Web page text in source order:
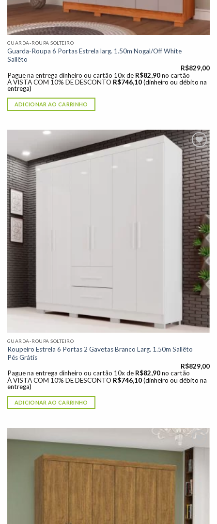
GUARDA-ROUPA SOLTEIRO
Guarda-Roupa 6 Portas Estrela larg. 1.50m Nogal/Off White
Sallêto
R$829,00
Pague na entrega dinheiro ou cartão 10x de R$82,90 no cartão
À VISTA COM 10% DE DESCONTO R$746,10 (dinheiro ou débito na
entrega)
ADICIONAR AO CARRINHO
Adicionar
à lista de
desejos"
GUARDA-ROUPA SOLTEIRO
Roupeiro Estrela 6 Portas 2 Gavetas Branco Larg. 1.50m Sallêto
Pés Grátis
R$829,00
Pague na entrega dinheiro ou cartão 10x de R$82,90 no cartão
À VISTA COM 10% DE DESCONTO R$746,10 (dinheiro ou débito na
entrega)
ADICIONAR AO CARRINHO
Adicionar
desejos"